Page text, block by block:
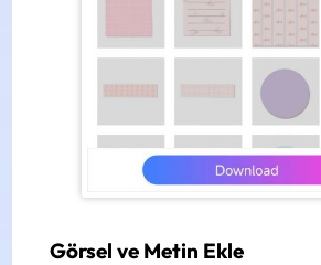
Görsel ve Metin Ekle